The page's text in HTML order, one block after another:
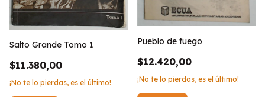
Salto Grande Tomo 1
$11.380,00
¡No te lo pierdas, es el último!
Pueblo de fuego
$12.420,00
¡No te lo pierdas, es el último!